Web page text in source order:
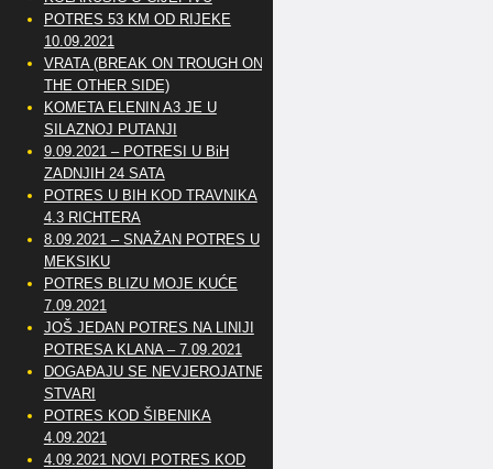
POTRES 53 KM OD RIJEKE
10.09.2021
VRATA (BREAK ON TROUGH ON
THE OTHER SIDE)
KOMETA ELENIN A3 JE U
SILAZNOJ PUTANJI
9.09.2021 – POTRESI U BiH
ZADNJIH 24 SATA
POTRES U BIH KOD TRAVNIKA
4.3 RICHTERA
8.09.2021 – SNAŽAN POTRES U
MEKSIKU
POTRES BLIZU MOJE KUĆE
7.09.2021
JOŠ JEDAN POTRES NA LINIJI
POTRESA KLANA – 7.09.2021
DOGAĐAJU SE NEVJEROJATNE
STVARI
POTRES KOD ŠIBENIKA
4.09.2021
4.09.2021 NOVI POTRES KOD